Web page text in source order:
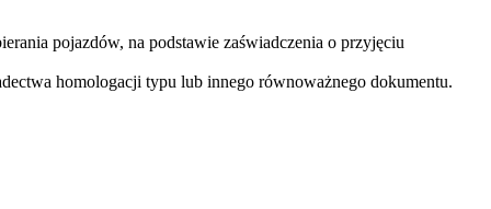
pojazdów, na podstawie zaświadczenia o przyjęciu
homologacji typu lub innego równoważnego dokumentu.